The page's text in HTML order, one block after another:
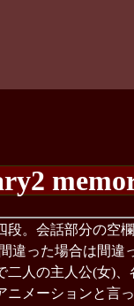
段。会話部分の空
違った場合は間
二人の主人公(女)
ニメーションと言